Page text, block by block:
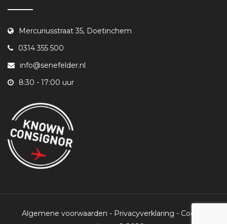
Mercuriusstraat 35, Doetinchem
0314 355 500
info@senefelder.nl
8:30 - 17:00 uur
Algemene voorwaarden - Privacyverklaring - Cookie